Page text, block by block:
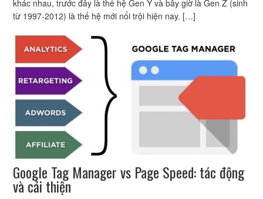
khác nhau, trước đây là thế hệ Gen Y và bây giờ là Gen Z (sinh
từ 1997-2012) là thế hệ mới nổi trội hiện nay. […]
Google Tag Manager vs Page Speed: tác động
và cải thiện